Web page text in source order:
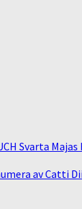
Svarta Majas
av Catti